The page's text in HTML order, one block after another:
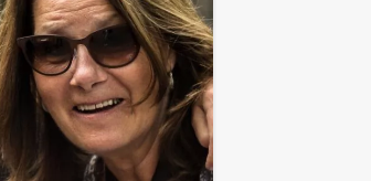
Voor € 13,50 per
u gebruikmaken van
fris, huiswijn, koffie